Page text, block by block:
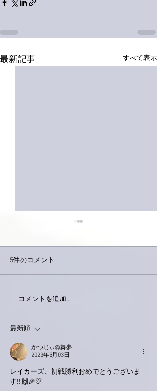
最新記事 すべて表示
巨大なイタチきゅうり。
5件のコメント
コメントを追加…
最新順
かつじぃ@舞夢
2023年5月03日
レイカーズ、初戦勝利おめでとうございま
す‼️ 🙌🎉🎊